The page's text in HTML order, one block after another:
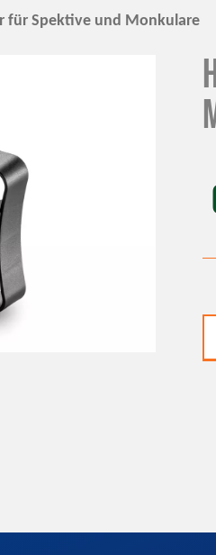
für Spektive und Monkulare